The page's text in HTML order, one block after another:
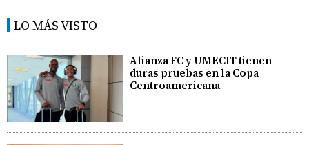
LO MÁS VISTO
Alianza FC y UMECIT tienen
duras pruebas en la Copa
Centroamericana